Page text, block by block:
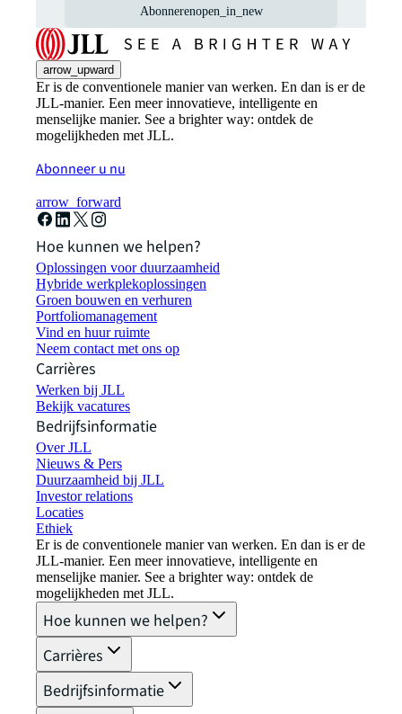
Abonnerenopen_in_new
arrow_upward
Er is de conventionele manier van werken. En dan is er de
JLL-manier. Een meer innovatieve, intelligente en
menselijke manier. See a brighter way: ontdek de
mogelijkheden met JLL.
Abonneer u nu
arrow_forward
Hoe kunnen we helpen?
Oplossingen voor duurzaamheid
Hybride werkplekoplossingen
Groen bouwen en verhuren
Portfoliomanagement
Vind en huur ruimte
Neem contact met ons op
Carrières
Werken bij JLL
Bekijk vacatures
Bedrijfsinformatie
Over JLL
Nieuws & Pers
Duurzaamheid bij JLL
Investor relations
Locaties
Ethiek
Er is de conventionele manier van werken. En dan is er de
JLL-manier. Een meer innovatieve, intelligente en
menselijke manier. See a brighter way: ontdek de
mogelijkheden met JLL.
Hoe kunnen we helpen?
Carrières
Bedrijfsinformatie